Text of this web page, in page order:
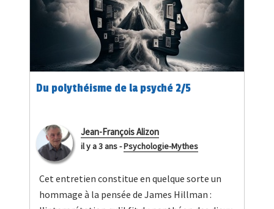
Du polythéisme de la psyché 2/5
Jean-François Alizon
il y a 3 ans-Psychologie-Mythes
Cet entretien constitue en quelque sorte un
hommage à la pensée de James Hillman :